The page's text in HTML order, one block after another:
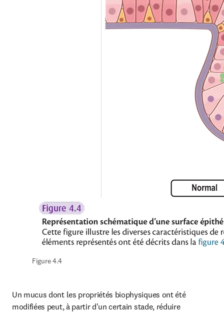
Figure 4.4
Un mucus dont les propriétés biophysiques ont été
modifiées peut, à partir d'un certain stade, réduire